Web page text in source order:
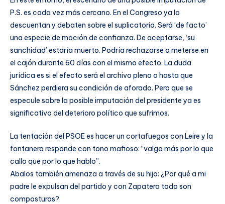
P.S. es cada vez más cercano. En el Congreso ya lo
descuentan y debaten sobre el suplicatorio. Será ‘de facto’
una especie de moción de confianza. De aceptarse, ‘su
sanchidad’ estaría muerto. Podría rechazarse o meterse en
el cajón durante 60 días con el mismo efecto. La duda
jurídica es si el efecto será el archivo pleno o hasta que
Sánchez perdiera su condición de aforado. Pero que se
especule sobre la posible imputación del presidente ya es
significativo del deterioro político que sufrimos.
La tentación del PSOE es hacer un cortafuegos con Leire y la
fontanera responde con tono mafioso: “valgo más por lo que
callo que por lo que hablo”.
Abalos también amenaza a través de su hijo: ¿Por qué a mi
padre le expulsan del partido y con Zapatero todo son
composturas?